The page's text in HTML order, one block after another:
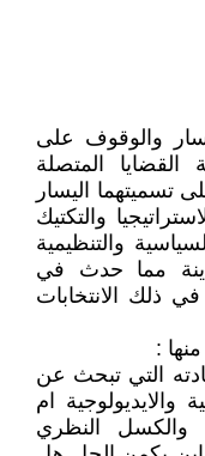
والوقوف على
المتصلة
تسميتهما اليسار
والتكتيك
والتنظيمية
مما حدث في
2010 وبداية 2011 بما في ذلك الانتخابات
:
التي تبحث عن
والايديولوجية ام
والكسل النظري